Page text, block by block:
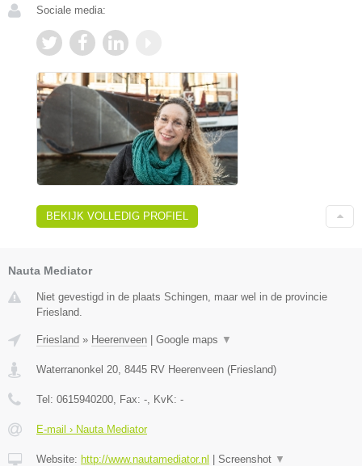
Sociale media:
BEKIJK VOLLEDIG PROFIEL
Nauta Mediator
Niet gevestigd in de plaats Schingen, maar wel in de provincie
Friesland.
Friesland » Heerenveen Google maps ▼
Waterranonkel 20 8445 RV Heerenveen (Friesland)
Tel: 0615940200 , Fax: - , KvK: -
E-mail › Nauta Mediator
Website: http://www.nautamediator.nl Screenshot ▼